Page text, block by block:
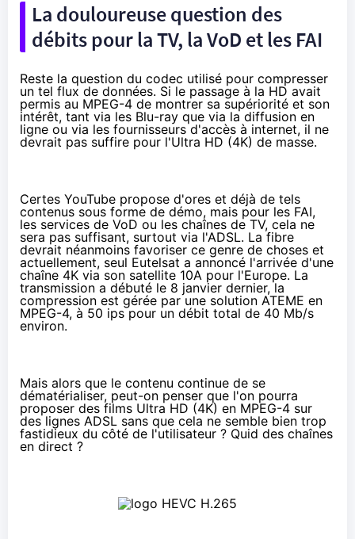
La douloureuse question des
débits pour la TV, la VoD et les FAI
Reste la question du codec utilisé pour compresser
un tel flux de données. Si le passage à la HD avait
permis au MPEG-4 de montrer sa supériorité et son
intérêt, tant via les Blu-ray que via la diffusion en
ligne ou via les fournisseurs d'accès à internet, il ne
devrait pas suffire pour l'Ultra HD (4K) de masse.
Certes YouTube propose d'ores et déjà de tels
contenus sous forme de démo, mais pour les FAI,
les services de VoD ou les chaînes de TV, cela ne
sera pas suffisant, surtout via l'ADSL. La fibre
devrait néanmoins favoriser ce genre de choses et
actuellement, seul Eutelsat a annoncé l'arrivée d'une
chaîne 4K via son satellite 10A pour l'Europe. La
transmission a débuté le 8 janvier dernier, la
compression est gérée par une solution ATEME en
MPEG-4, à 50 ips pour un débit total de 40 Mb/s
environ.
Mais alors que le contenu continue de se
dématérialiser, peut-on penser que l'on pourra
proposer des films Ultra HD (4K) en MPEG-4 sur
des lignes ADSL sans que cela ne semble bien trop
fastidieux du côté de l'utilisateur ? Quid des chaînes
en direct ?